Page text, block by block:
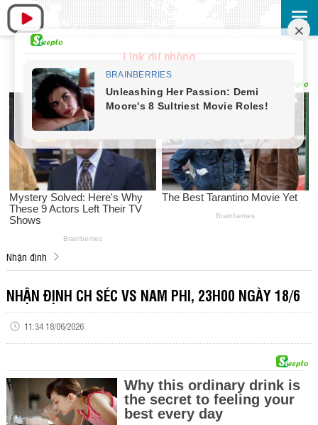
Link dự phòng
Nhận định
NHẬN ĐỊNH CH SÉC VS NAM PHI, 23H00 NGÀY 18/6
11:34 18/06/2026